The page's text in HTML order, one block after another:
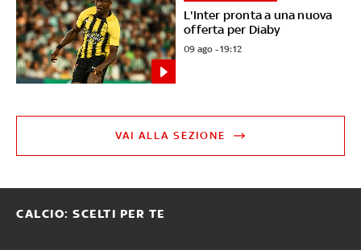
L'Inter pronta a una nuova
offerta per Diaby
09 ago - 19:12
VAI ALLA SEZIONE
CALCIO: SCELTI PER TE